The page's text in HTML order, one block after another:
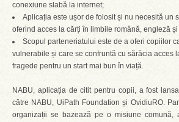
conexiune slabă la internet;
Aplicația este ușor de folosit și nu necesită un
oferind acces la cărți în limbile română, engleză
Scopul parteneriatului este de a oferi copiilor
vulnerabile și care se confruntă cu sărăcia acces
fragede pentru un start mai bun în viață.
NABU, aplicația de citit pentru copii, a fost
către NABU, UiPath Foundation și OvidiuRO.
organizații se bazează pe o misiune comună,